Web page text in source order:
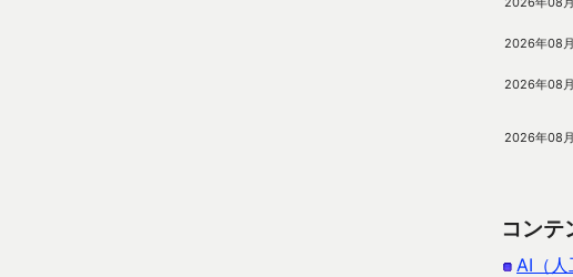
2026年08
2026年08
2026年08
コンテ
AI（